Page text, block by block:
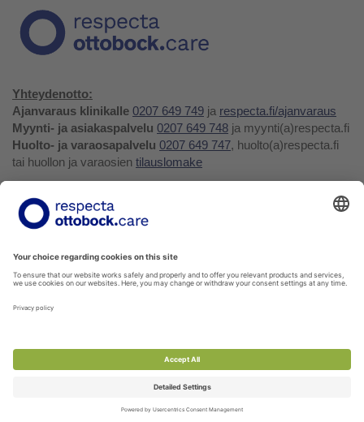
Yhteydenotto:
Ajanvaraus klinikalle 0207 649 749 ja respecta.fi/ajanvaraus
Myynti- ja asiakaspalvelu 0207 649 748 ja myynti(a)respecta.fi
Huolto- ja varaosapalvelu 0207 649 747, huolto(a)respecta.fi
tai huollon ja varaosien tilauslomake
Facebook
Youtube
Tietosuojakäytäntö
Privacy Policy
Soittohinnat oman operaattorin matkapuhelin- tai
paikallispuhelumaksun mukaisesti.
Voit tilata kaikkia verkkokuvaston tuotteita myyntipalvelustamme!
Palaute- ja reklamaatiolomake